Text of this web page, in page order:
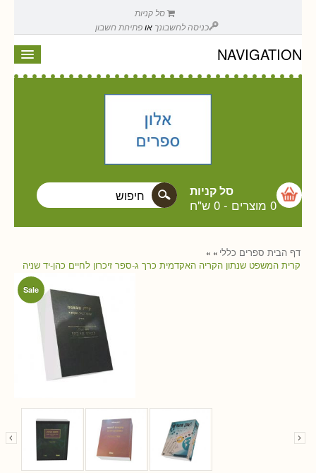
סל קניות
כניסה לחשבונך אופתיחת חשבון
NAVIGATION
סל קניות
0 מוצרים - 0 ש"ח
דף הבית » ספרים כללי »
קרית המשפט שנתון הקריה האקדמית כרך ג-ספר זיכרון לחיים כהן-יד שניה
Sale